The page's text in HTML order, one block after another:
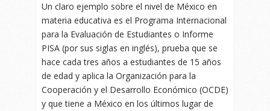
Un claro ejemplo sobre el nivel de México en
materia educativa es el Programa Internacional
para la Evaluación de Estudiantes o Informe
PISA (por sus siglas en inglés), prueba que se
hace cada tres años a estudiantes de 15 años
de edad y aplica la Organización para la
Cooperación y el Desarrollo Económico (OCDE)
y que tiene a México en los últimos lugar de